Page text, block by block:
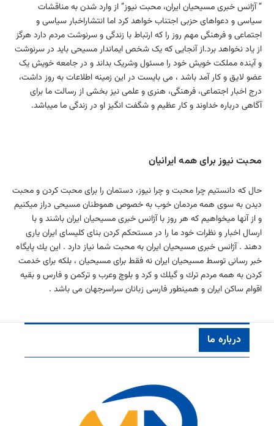
” آژانس خبری مسیحیان ایران، محبت نیوز” از وارد شدن به مناقشات
سیاسی و دعواهای حزبی اجتناب خواهد كرد اما انتشاراخبار سیاسی و
اجتماعی و فرهنگی مهم روز را كه ارتباط با زندگی و سرنوشت مردم دارد هرگز
از یاد نخواهد برد.از آنجایی که یک شخص ایماندار مسیحی باید در سرنوشت
و آینده مملکت خویش خود را مسئول وشریک بداند و در جامعه خویش یک
عضو لایق و کار آمد باشد ، می بایست در این زمینه اطلاعات به روز داشت،
درج اخبار اجتماعی، فرهنگی، هنری و علمی نیز بخشی از رسالت ما برای
آگاهی درباره خداوند و كار عظیم و شگفت انگیز او در زندگی ما میباشد.
محبت نیوز برای همه ایرانیان
حال كه دانستیم چرا محبت و چرا نیوز، دستمان را برای محبت كردن و محبت
دیدن به سوی همه مردمان خوب به خصوص هموطنان مسیحی دراز میكنیم
و از آنها میخواهیم كه هر روز با آژانس خبری مسیحیان ایران باشند و با
ارسال اخبار و نظرات خود ما را در مستحكم كردن بنای كلیسای ایران یاری
دهند . آژانس خبری مسیحیان ایران به محبت شما نیاز دارد . این یك پایگاه
خبر رسانی توسط مسیحیان ایران نه فقط برای مسیحیان ، بلكه برای خدمت
كردن به همه مردم ترك و گیلك و كرد و بلوچ وعرب و تركمن و فارس و بقیه
اقوام ساكن ایران و همینطور فارسی زبانان سراسرجهان می باشد .
درباره ما